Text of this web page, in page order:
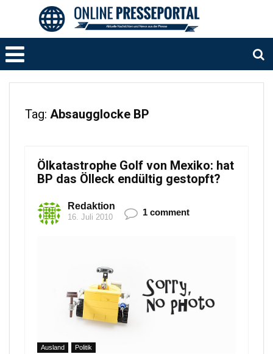
Tag: Absaugglocke BP
Ölkatastrophe Golf von Mexiko: hat
BP das Ölleck endültig gestopft?
Redaktion
16. Juli 2010 1 comment
Ausland Politik